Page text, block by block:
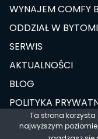
WYNAJEM COMFY
ODDZIAŁ W
SERWIS
AKTUALNOŚCI
BLOG
POLITYKA
Ta strona
najwyższym